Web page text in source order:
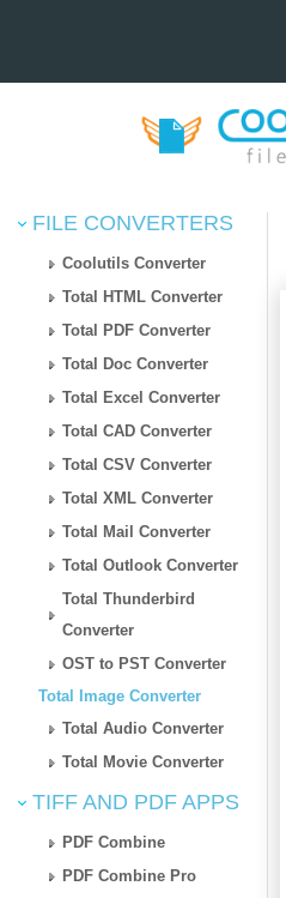
FILE CONVERTERS
Coolutils Converter
Total HTML Converter
Total PDF Converter
Total Doc Converter
Total Excel Converter
Total CAD Converter
Total CSV Converter
Total XML Converter
Total Mail Converter
Total Outlook Converter
Total Thunderbird
Converter
OST to PST Converter
Total Image Converter
Total Audio Converter
Total Movie Converter
TIFF AND PDF APPS
PDF Combine
PDF Combine Pro